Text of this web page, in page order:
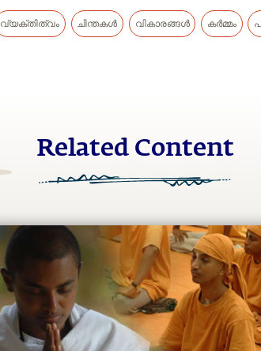
വ്യക്തിത്വം ചിന്തകൾ വികാരങ്ങൾ കർമ്മം
Related Content